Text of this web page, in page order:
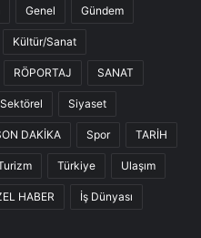
Genel Gündem
Kültür/Sanat
RÖPORTAJ SANAT
Sektörel Siyaset
DAKİKA Spor TARİH
Türkiye Ulaşım
HABER İş Dünyası